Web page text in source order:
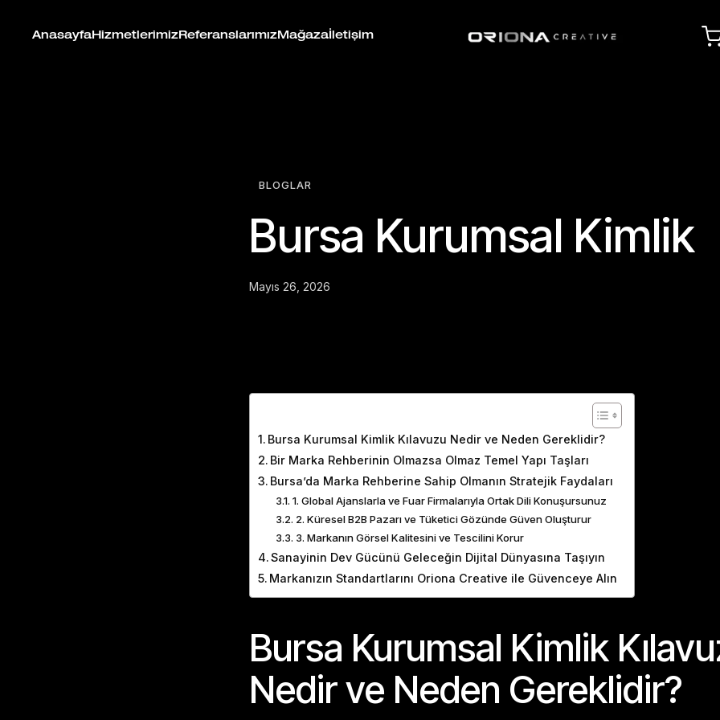
Anasayfa Hizmetlerimiz Referanslarımız Mağaza İletişim
BLOGLAR
Bursa Kurumsal Kimlik
Mayıs 26, 2026
Bursa Kurumsal Kimlik Kılavuzu Nedir ve Neden Gereklidir?
Bir Marka Rehberinin Olmazsa Olmaz Temel Yapı Taşları
Bursa’da Marka Rehberine Sahip Olmanın Stratejik Faydaları
1. Global Ajanslarla ve Fuar Firmalarıyla Ortak Dili Konuşursunuz
2. Küresel B2B Pazarı ve Tüketici Gözünde Güven Oluşturur
3. Markanın Görsel Kalitesini ve Tescilini Korur
Sanayinin Dev Gücünü Geleceğin Dijital Dünyasına Taşıyın
Markanızın Standartlarını Oriona Creative ile Güvenceye Alın
Bursa Kurumsal Kimlik
Nedir ve Neden Gereklidir?